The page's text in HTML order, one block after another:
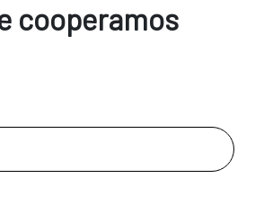
cooperamos